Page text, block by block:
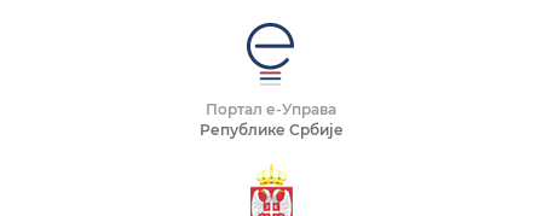
Портал е-Управа
Републике Србије